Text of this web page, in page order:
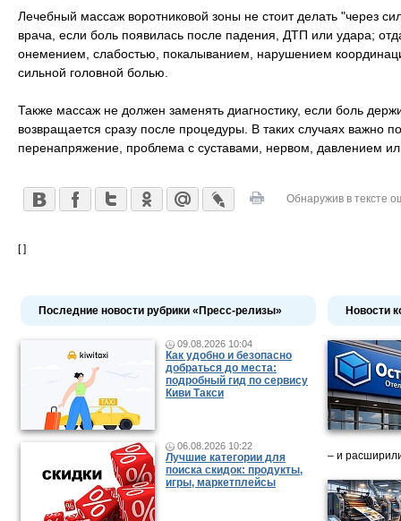
Лечебный массаж воротниковой зоны не стоит делать "через
врача, если боль появилась после падения, ДТП или удара;
онемением, слабостью, покалыванием, нарушением
сильной головной болью.
Также массаж не должен заменять диагностику, если боль
возвращается сразу после процедуры. В таких случаях важно
перенапряжение, проблема с суставами, нервом, давлением
Обнаружив в тексте
[ ]
Последние новости рубрики «Пресс-релизы»
09.08.2026 10:04
Как удобно и безопасно
добраться до места:
подробный гид по сервису
Киви Такси
06.08.2026 10:22
Лучшие категории для
поиска скидок: продукты,
игры, маркетплейсы
Новости
– и